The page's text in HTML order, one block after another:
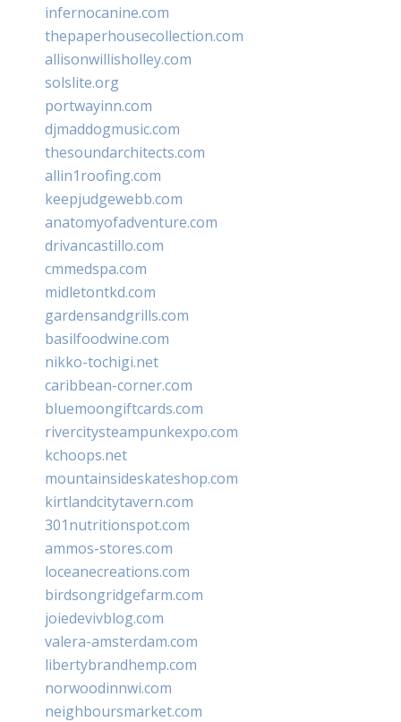
infernocanine.com
thepaperhousecollection.com
allisonwillisholley.com
solslite.org
portwayinn.com
djmaddogmusic.com
thesoundarchitects.com
allin1roofing.com
keepjudgewebb.com
anatomyofadventure.com
drivancastillo.com
cmmedspa.com
midletontkd.com
gardensandgrills.com
basilfoodwine.com
nikko-tochigi.net
caribbean-corner.com
bluemoongiftcards.com
rivercitysteampunkexpo.com
kchoops.net
mountainsideskateshop.com
kirtlandcitytavern.com
301nutritionspot.com
ammos-stores.com
loceanecreations.com
birdsongridgefarm.com
joiedevivblog.com
valera-amsterdam.com
libertybrandhemp.com
norwoodinnwi.com
neighboursmarket.com